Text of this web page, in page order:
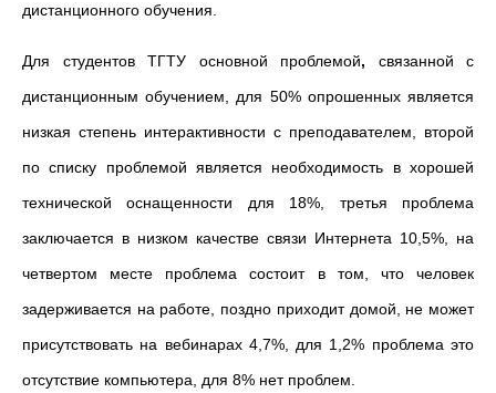
дистанционного обучения.
Для студентов ТГТУ основной проблемой, связанной с
дистанционным обучением, для 50% опрошенных является
низкая степень интерактивности с преподавателем, второй
по списку проблемой является необходимость в хорошей
технической оснащенности для 18%, третья проблема
заключается в низком качестве связи Интернета 10,5%, на
четвертом месте проблема состоит в том, что человек
задерживается на работе, поздно приходит домой, не может
присутствовать на вебинарах 4,7%, для 1,2% проблема это
отсутствие компьютера, для 8% нет проблем.